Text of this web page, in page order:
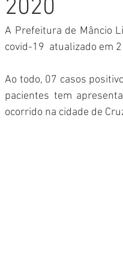
Concursos
POSSE
e Parcerias Licitações
2020
A Prefeitura de Mâncio
covid-19  atualizado em
Ao todo, 07 casos
pacientes tem
ocorrido na cidade de